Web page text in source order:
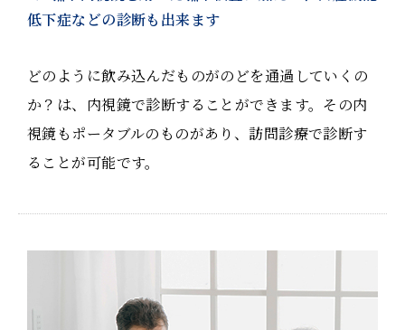
低下症などの診断も出来ます
どのように飲み込んだものがのどを通過していくの
か？は、内視鏡で診断することができます。その内
視鏡もポータブルのものがあり、訪問診療で診断す
ることが可能です。